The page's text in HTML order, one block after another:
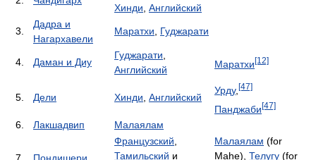
Хинди Английский
3.
Дадра и
Нагархавели
Маратхи Гуджарати
4. Даман и Диу
Гуджарати
Английский
Маратхи[12]
5. Дели Хинди Английский
Урду, [47]
Панджаби[47]
6. Лакшадвип Малаялам
Французский
Тамильский и
Малаялам (for
Mahe), Телугу (for